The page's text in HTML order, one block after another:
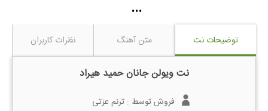
...
توضیحات نت متن آهنگ نظرات کاربران
نت ویولن جانان حمید هیراد
فروش توسط : ترنم عزتی